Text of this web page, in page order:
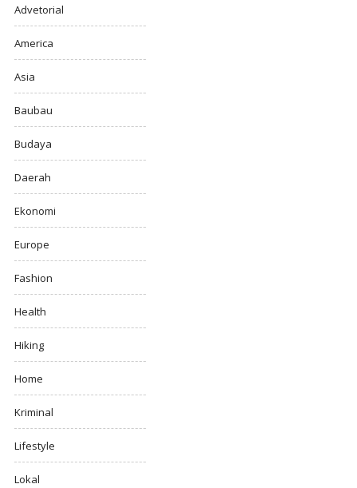
Advetorial
America
Asia
Baubau
Budaya
Daerah
Ekonomi
Europe
Fashion
Health
Hiking
Home
Kriminal
Lifestyle
Lokal